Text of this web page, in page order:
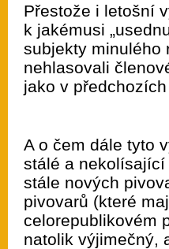
Přestože i letošní
k jakémusi
subjekty minulého
nehlasovali
jako v
A o čem dále tyto
stálé a
stále nových
pivovarů (které
celorepublikovém
natolik výjimečný,